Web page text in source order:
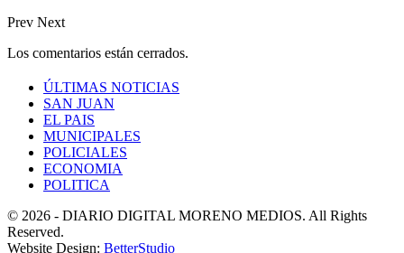
Prev Next
Los comentarios están cerrados.
ÚLTIMAS NOTICIAS
SAN JUAN
EL PAIS
MUNICIPALES
POLICIALES
ECONOMIA
POLITICA
© 2026 - DIARIO DIGITAL MORENO MEDIOS. All Rights
Reserved.
Website Design: BetterStudio